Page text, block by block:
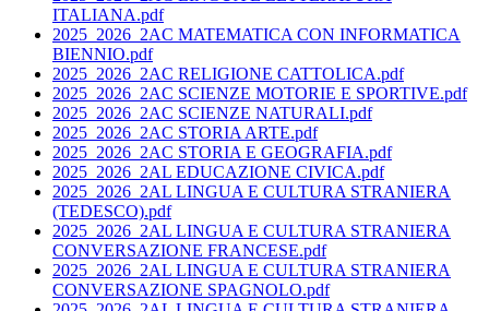
ITALIANA.pdf
2025_2026_2AC MATEMATICA CON INFORMATICA
BIENNIO.pdf
2025_2026_2AC RELIGIONE CATTOLICA.pdf
2025_2026_2AC SCIENZE MOTORIE E SPORTIVE.pdf
2025_2026_2AC SCIENZE NATURALI.pdf
2025_2026_2AC STORIA ARTE.pdf
2025_2026_2AC STORIA E GEOGRAFIA.pdf
2025_2026_2AL EDUCAZIONE CIVICA.pdf
2025_2026_2AL LINGUA E CULTURA STRANIERA
(TEDESCO).pdf
2025_2026_2AL LINGUA E CULTURA STRANIERA
CONVERSAZIONE FRANCESE.pdf
2025_2026_2AL LINGUA E CULTURA STRANIERA
CONVERSAZIONE SPAGNOLO.pdf